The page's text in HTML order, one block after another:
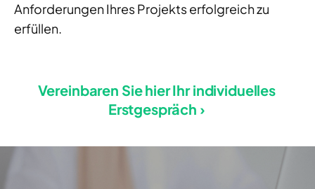
Anforderungen Ihres Projekts erfolgreich zu
erfüllen.
Vereinbaren Sie hier Ihr individuelles
Erstgespräch ›